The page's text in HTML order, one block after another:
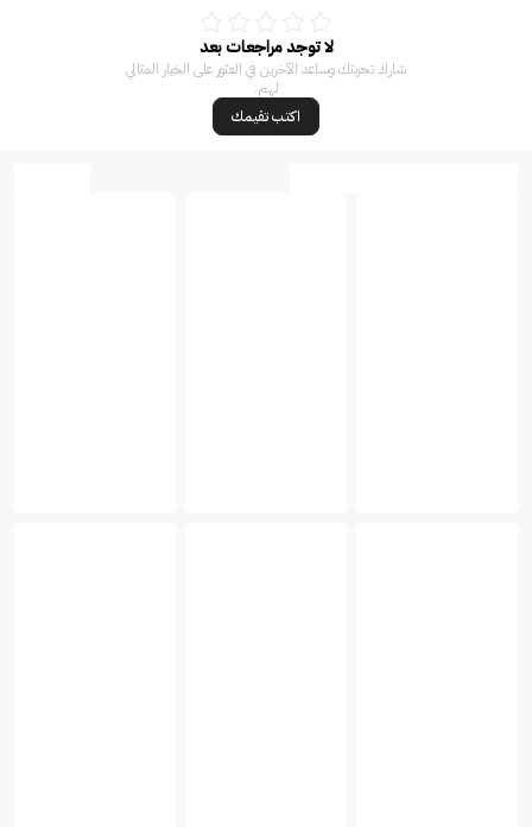
لا توجد مراجعات بعد
شارك تجربتك وساعد الآخرين في العثور على الخيار المثالي
لهم.
اكتب تقيمك